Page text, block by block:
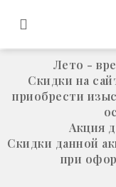
Лето -
Скидки на
приобрести
Акция
Скидки данной
при